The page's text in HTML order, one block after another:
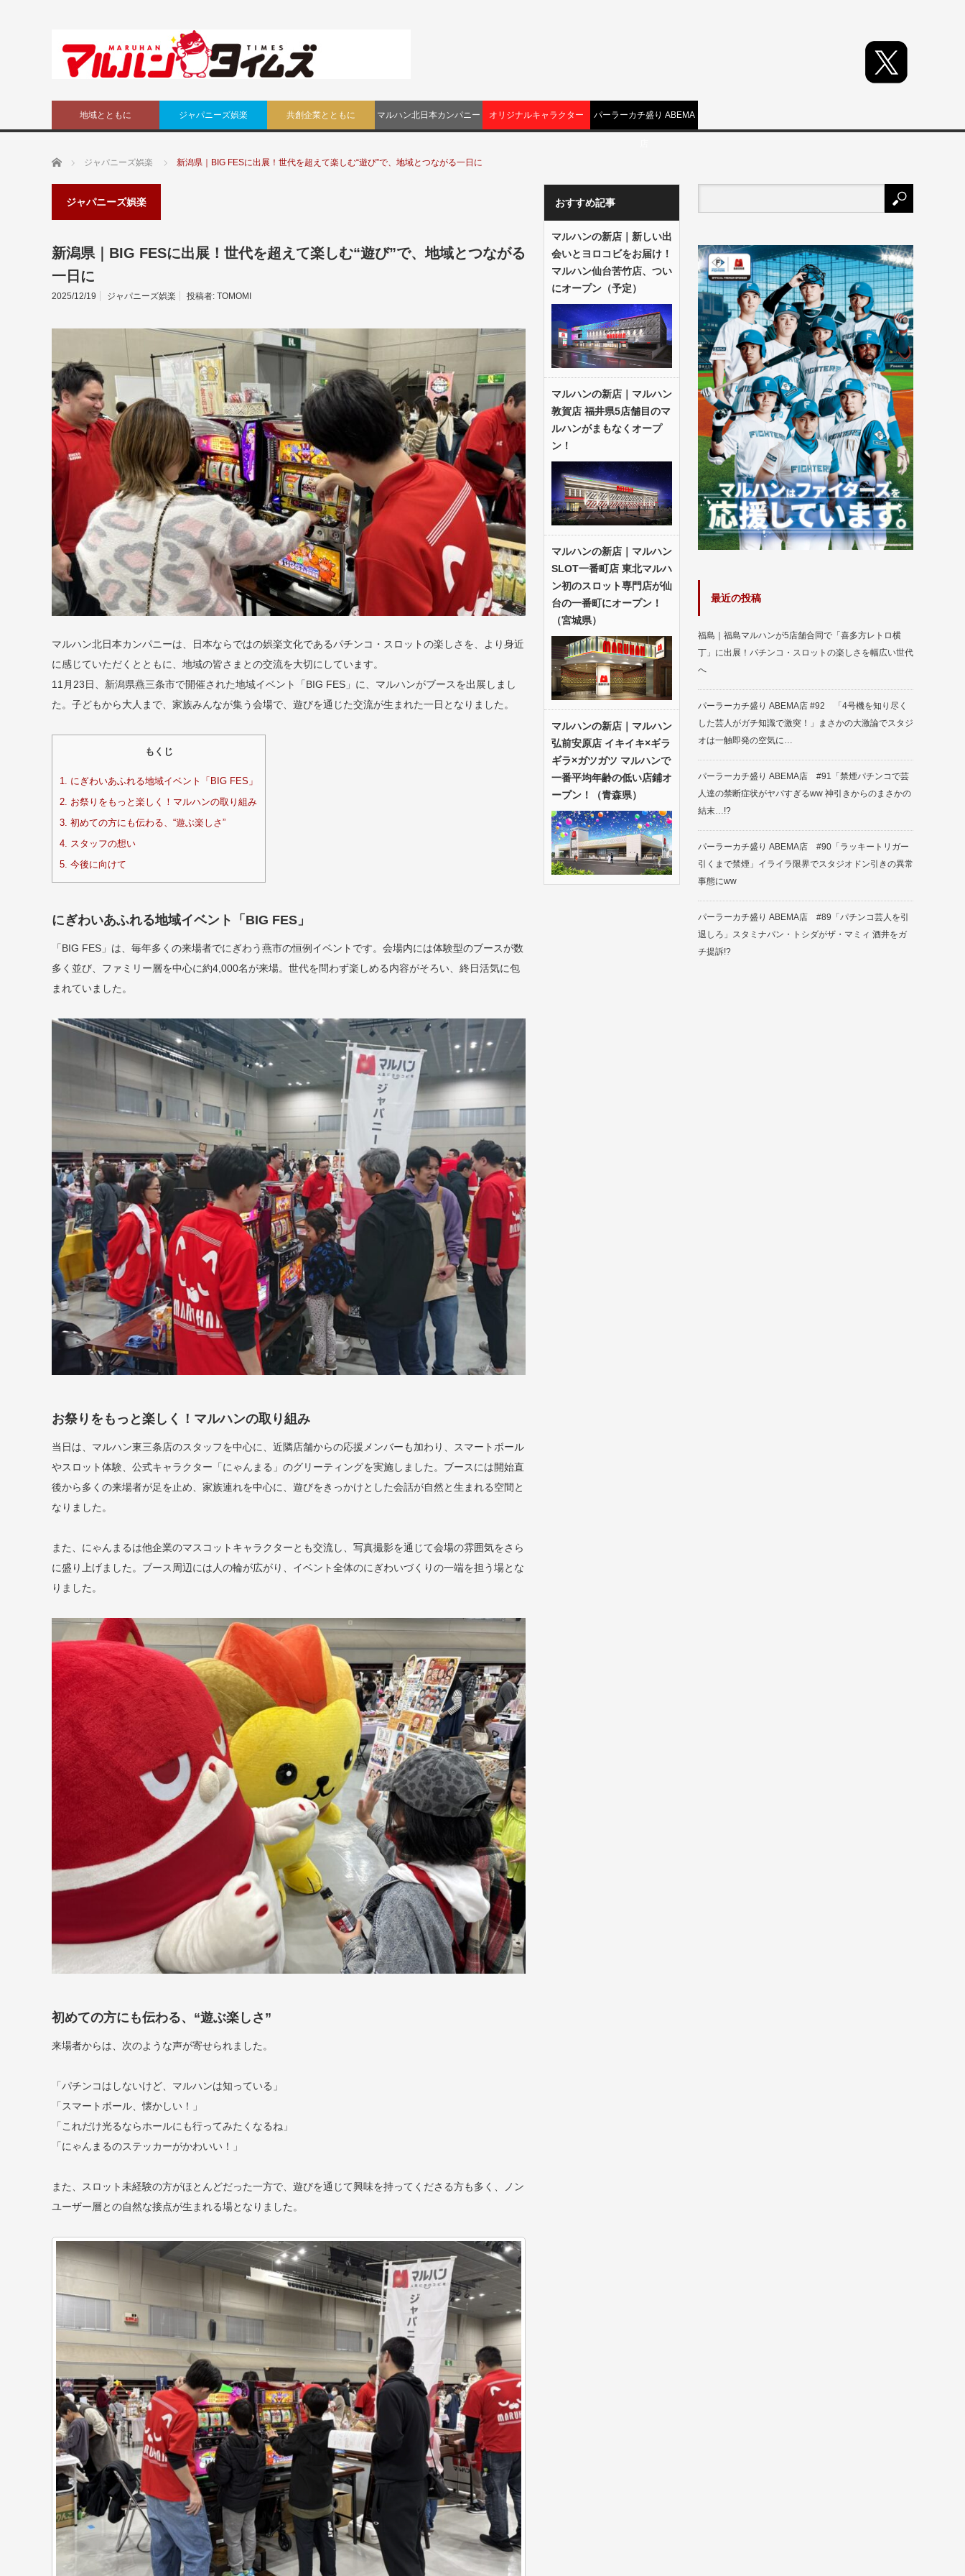
地域とともに ジャパニーズ娯楽 共創企業とともに マルハン北日本カンパニー オリジナルキャラクター パーラーカチ盛り ABEMA
ホーム
ジャパニーズ娯楽 新潟県｜BIG FESに出展！世代を超えて楽しむ“遊び”で、地域とつながる一日に
ジャパニーズ娯楽
新潟県｜BIG FESに出展！世代を超えて楽しむ“遊び”で、地域とつながる
一日に
2025/12/19 ジャパニーズ娯楽 投稿者: TOMOMI
マルハン北日本カンパニーは、日本ならではの娯楽文化であるパチンコ・スロットの楽しさを、より身近
に感じていただくとともに、地域の皆さまとの交流を大切にしています。
11月23日、新潟県燕三条市で開催された地域イベント「BIG FES」に、マルハンがブースを出展しまし
た。子どもから大人まで、家族みんなが集う会場で、遊びを通じた交流が生まれた一日となりました。
もくじ
1. にぎわいあふれる地域イベント「BIG FES」
2. お祭りをもっと楽しく！マルハンの取り組み
3. 初めての方にも伝わる、“遊ぶ楽しさ”
4. スタッフの想い
5. 今後に向けて
にぎわいあふれる地域イベント「BIG FES」
「BIG FES」は、毎年多くの来場者でにぎわう燕市の恒例イベントです。会場内には体験型のブースが数
多く並び、ファミリー層を中心に約4,000名が来場。世代を問わず楽しめる内容がそろい、終日活気に包
まれていました。
お祭りをもっと楽しく！マルハンの取り組み
当日は、マルハン東三条店のスタッフを中心に、近隣店舗からの応援メンバーも加わり、スマートボール
やスロット体験、公式キャラクター「にゃんまる」のグリーティングを実施しました。ブースには開始直
後から多くの来場者が足を止め、家族連れを中心に、遊びをきっかけとした会話が自然と生まれる空間と
なりました。
また、にゃんまるは他企業のマスコットキャラクターとも交流し、写真撮影を通じて会場の雰囲気をさら
に盛り上げました。ブース周辺には人の輪が広がり、イベント全体のにぎわいづくりの一端を担う場とな
りました。
初めての方にも伝わる、“遊ぶ楽しさ”
来場者からは、次のような声が寄せられました。
「パチンコはしないけど、マルハンは知っている」
「スマートボール、懐かしい！」
「これだけ光るならホールにも行ってみたくなるね」
「にゃんまるのステッカーがかわいい！」
また、スロット未経験の方がほとんどだった一方で、遊びを通じて興味を持ってくださる方も多く、ノン
ユーザー層との自然な接点が生まれる場となりました。
おすすめ記事
マルハンの新店｜新しい出
会いとヨロコビをお届け！
マルハン仙台苦竹店、つい
にオープン（予定）
マルハンの新店｜マルハン
敦賀店 福井県5店舗目のマ
ルハンがまもなくオープ
ン！
マルハンの新店｜マルハン
SLOT一番町店 東北マルハ
ン初のスロット専門店が仙
台の一番町にオープン！
（宮城県）
マルハンの新店｜マルハン
弘前安原店 イキイキ×ギラ
ギラ×ガツガツ マルハンで
一番平均年齢の低い店鋪オ
ープン！（青森県）
最近の投稿
福島｜福島マルハンが5店舗合同で「喜多方レトロ横
丁」に出展！パチンコ・スロットの楽しさを幅広い世代
へ
パーラーカチ盛り ABEMA店 #92 「4号機を知り尽く
した芸人がガチ知識で激突！」まさかの大激論でスタジ
オは一触即発の空気に…
パーラーカチ盛り ABEMA店 #91「禁煙パチンコで芸
人達の禁断症状がヤバすぎるww 神引きからのまさかの
結末…!?
パーラーカチ盛り ABEMA店 #90「ラッキートリガー
引くまで禁煙」イライラ限界でスタジオドン引きの異常
事態にww
パーラーカチ盛り ABEMA店 #89「パチンコ芸人を引
退しろ」スタミナパン・トシダがザ・マミィ 酒井をガ
チ提訴!?